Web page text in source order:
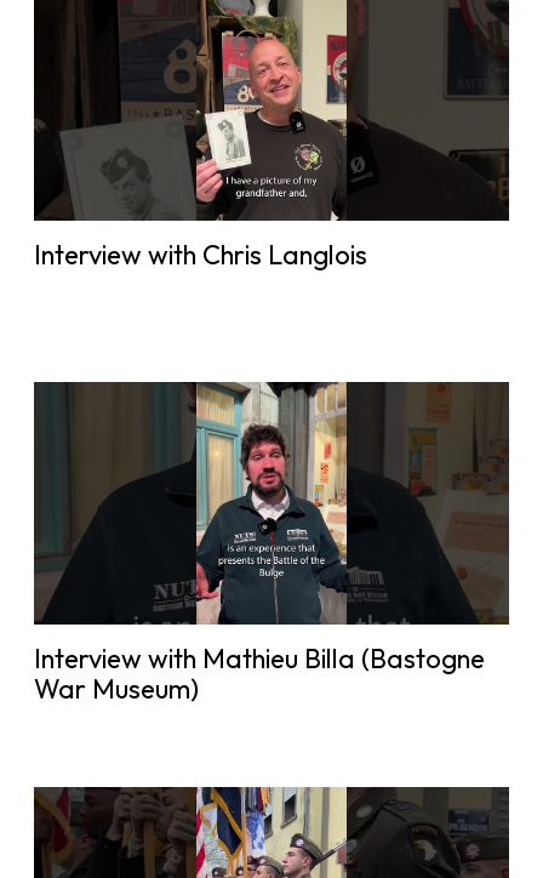
Interview with Chris Langlois
Interview with Mathieu Billa (Bastogne
War Museum)